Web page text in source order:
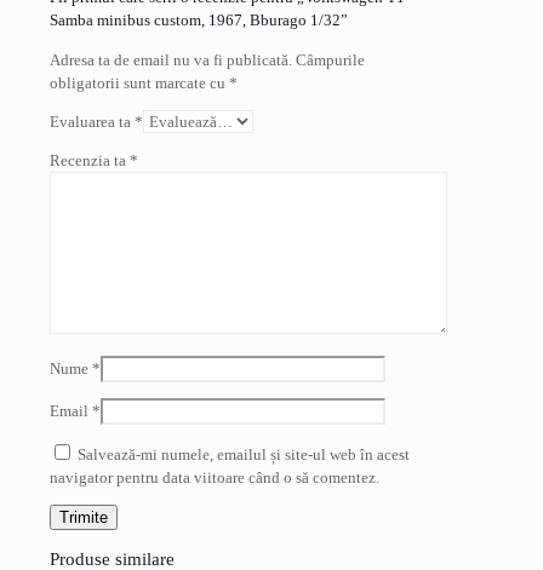
Samba minibus custom, 1967, Bburago 1/32”
Adresa ta de email nu va fi publicată. Câmpurile
obligatorii sunt marcate cu *
Evaluarea ta *
Recenzia ta *
Nume *
Email *
Salvează-mi numele, emailul și site-ul web în acest
navigator pentru data viitoare când o să comentez.
Produse similare